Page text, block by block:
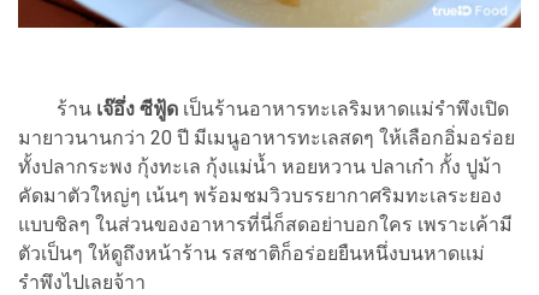
ร้าน เจ๊อึ่ง ซีฟู้ด เป็นร้านอาหารทะเลริมหาดแม่รำพึงเปิด
มายาวนานกว่า 20 ปี มีเมนูอาหารทะเลสดๆ ให้เลือกอิ่มอร่อย
ทั้งปลากระพง กุ้งทะเล กุ้งแม่น้ำ หอยหวาน ปลาเก๋า กั้ง ปูม้า
คัดมาตัวใหญ่ๆ เน้นๆ พร้อมชมวิวบรรยากาศริมทะเลระยอง
แบบชิลๆ ในส่วนของอาหารที่นี่ก็สดอย่าบอกใคร เพราะเค้ามี
ตัวเป็นๆ ให้ดูถึงหน้าร้าน รสชาติก็อร่อยยืนหนึ่งบนหาดแม่
รำพึงไปเลยจ้าา